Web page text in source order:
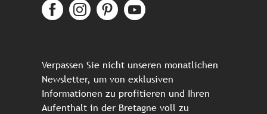
Verpassen Sie nicht unseren monatlichen
Newsletter, um von exklusiven
Informationen zu profitieren und Ihren
Aufenthalt in der Bretagne voll zu